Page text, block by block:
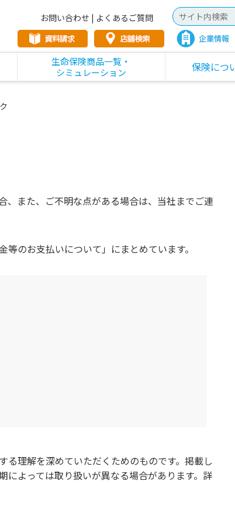
お問い合わせ | よくあるご質問
生命保険商品一覧・
シミュレーション
保険につ
、また、ご不明な点がある場合は、当社までご連
のお支払いについて」にまとめています。
理解を深めていただくためのものです。掲載し
よっては取り扱いが異なる場合があります。詳